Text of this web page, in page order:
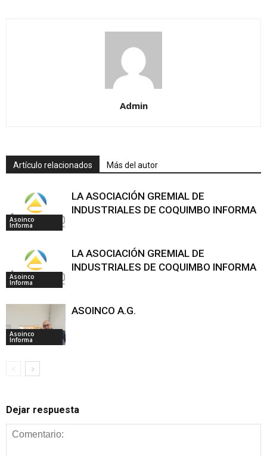
Admin
Artículo relacionados Más del autor
Asoinco
Informa
LA ASOCIACIÓN GREMIAL DE
INDUSTRIALES DE COQUIMBO INFORMA
Asoinco
Informa
LA ASOCIACIÓN GREMIAL DE
INDUSTRIALES DE COQUIMBO INFORMA
Asoinco
Informa
ASOINCO A.G.
Dejar respuesta